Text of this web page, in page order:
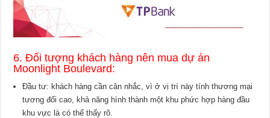
6. Đối tượng khách hàng nên mua dự án
Moonlight Boulevard:
Đầu tư: khách hàng cần cân nhắc, vì ở vị trí này tính thương mại
tương đối cao, khả năng hình thành một khu phức hợp hàng đầu
khu vực là có thể thấy rõ.